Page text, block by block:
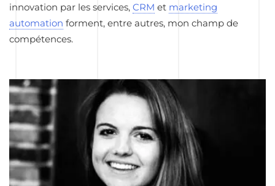
innovation par les services, CRM et marketing
automation forment, entre autres, mon champ de
compétences.